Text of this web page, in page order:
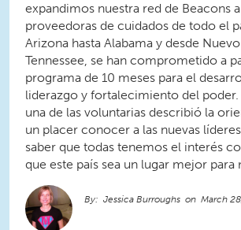
expandimos nuestra red de Beacons
proveedoras de cuidados de todo el
Arizona hasta Alabama y desde
Tennessee, se han comprometido a
programa de 10 meses para el
liderazgo y fortalecimiento del
una de las voluntarias describió la
un placer conocer a las nuevas
saber que todas tenemos el interés
que este país sea un lugar mejor para
Jessica Burroughs March